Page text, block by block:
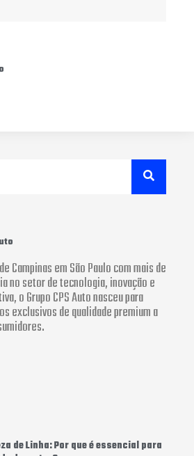
Campinas em São Paulo com mais de
no setor de tecnologia, inovação e
o Grupo CPS Auto nasceu para
exclusivos de qualidade premium a
de Linha: Por que é essencial para